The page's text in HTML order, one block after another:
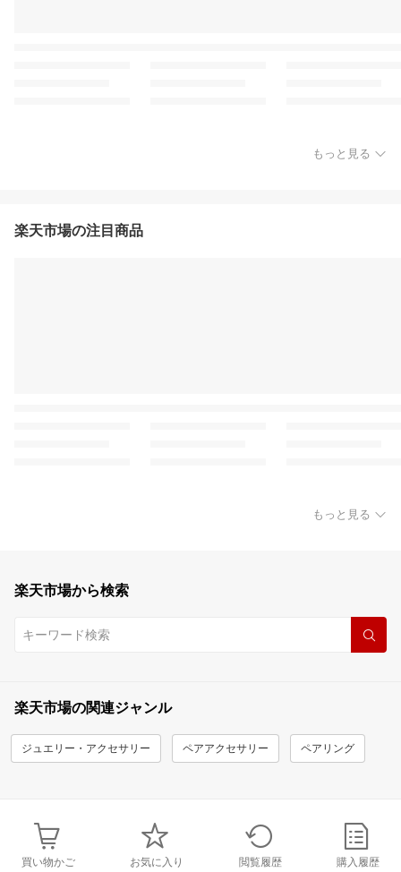
もっと見る
楽天市場の注目商品
もっと見る
楽天市場から検索
楽天市場の関連ジャンル
ジュエリー・アクセサリー ペアアクセサリー ペアリング
買い物かご お気に入り 閲覧履歴 購入履歴